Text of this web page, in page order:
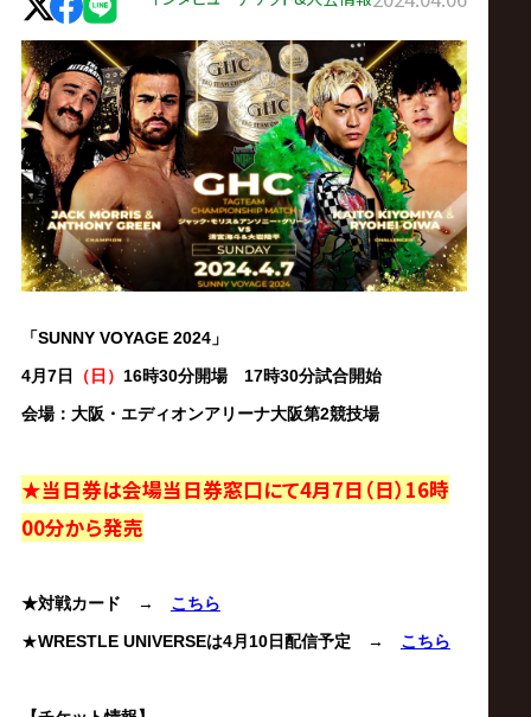
レ
ス
リ
ン
グ・
ノ
ア
公
サ
イ
「SUNNY VOYAGE 2024」
4月7日
（日） 16時30分開場 17時30分試合開始
会場：大阪・エディオンアリーナ大阪第2競技場
★当日券は会場当日券窓口にて4月7日（日）16時
00分から発売
★対戦カード → こちら
★WRESTLE UNIVERSEは4月10日配信予定 → こちら